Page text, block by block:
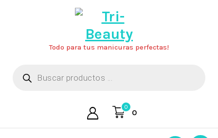
Todo para tus manicuras perfectas!
productos
0
0